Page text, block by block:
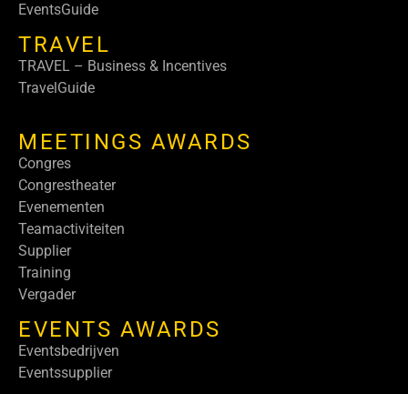
EventsGuide
TRAVEL
TRAVEL – Business & Incentives
TravelGuide
MEETINGS AWARDS
Congres
Congrestheater
Evenementen
Teamactiviteiten
Supplier
Training
Vergader
EVENTS AWARDS
Eventsbedrijven
Eventssupplier